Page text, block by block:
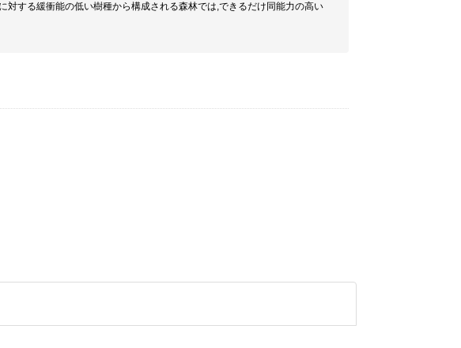
する緩衝能の低い樹種から構成される森林では,できるだけ同能力の高い